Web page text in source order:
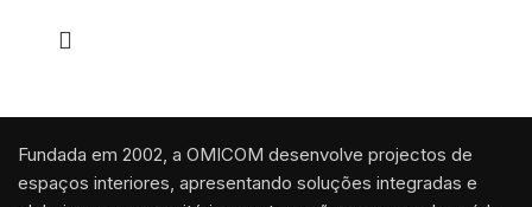
Fundada em 2002, a OMICOM desenvolve projectos de
espaços interiores, apresentando soluções integradas e